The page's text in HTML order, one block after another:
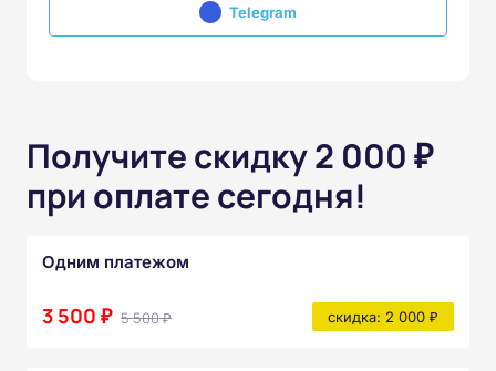
Telegram
Получите скидку 2 000 ₽
при оплате сегодня!
Одним платежом
3 500 ₽ 5 500 ₽ скидка: 2 000 ₽